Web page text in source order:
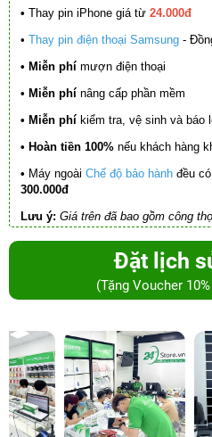
• Thay pin iPhone giá từ 24.000đ
• Thay pin điện thoại Samsung -
• Miễn phí mượn điện thoại
• Miễn phí nâng cấp phần mềm
• Miễn phí kiểm tra, vệ sinh và báo
• Hoàn tiền 100% nếu khách hàng
• Máy ngoài Chế độ bảo hành đều
300.000đ
Lưu ý: Giá trên đã bao gồm công
Đặt lịch
(Tặng Voucher